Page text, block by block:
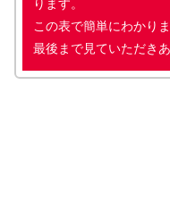
ります。
この表で簡単にわかりま
最後まで見ていただき